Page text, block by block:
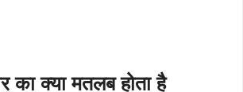
का क्या मतलब होता है